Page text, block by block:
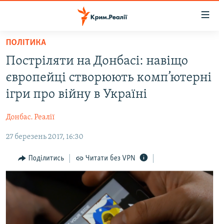
Перейти
основного
матеріалу
Перейти
до
основної
Перейти
пошуку
ВОДА.КРИМ
ВІДЕО ТА ФОТО
БЛОГИ
ПОГЛЯД
ІНТЕРВ'Ю
СПЕЦПРОЕКТИ
ДЕПОРТАЦІЯ
ЯК ОБІЙТИ БЛОКУВАННЯ
ПОЛІТИКА
Постріляти на Донбасі: навіщо
європейці створюють комп’ютерні
ігри про війну в Україні
Донбас. Реалії
27 березень 2017, 16:30
Поділитись Читати без VPN